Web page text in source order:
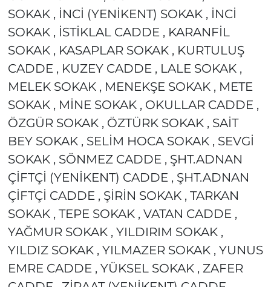
SOKAK , İNCİ (YENİKENT) SOKAK , İNCİ
SOKAK , İSTİKLAL CADDE , KARANFİL
SOKAK , KASAPLAR SOKAK , KURTULUŞ
CADDE , KUZEY CADDE , LALE SOKAK ,
MELEK SOKAK , MENEKŞE SOKAK , METE
SOKAK , MİNE SOKAK , OKULLAR CADDE ,
ÖZGÜR SOKAK , ÖZTÜRK SOKAK , SAİT
BEY SOKAK , SELİM HOCA SOKAK , SEVGİ
SOKAK , SÖNMEZ CADDE , ŞHT.ADNAN
ÇİFTÇİ (YENİKENT) CADDE , ŞHT.ADNAN
ÇİFTÇİ CADDE , ŞİRİN SOKAK , TARKAN
SOKAK , TEPE SOKAK , VATAN CADDE ,
YAĞMUR SOKAK , YILDIRIM SOKAK ,
YILDIZ SOKAK , YILMAZER SOKAK , YUNUS
EMRE CADDE , YÜKSEL SOKAK , ZAFER